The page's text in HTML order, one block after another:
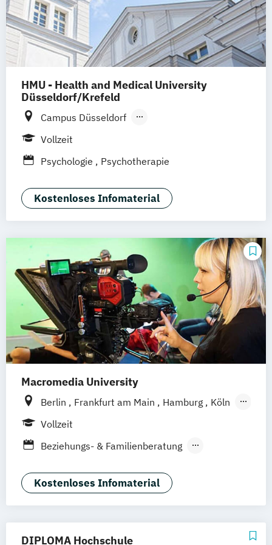
HMU - Health and Medical University
Düsseldorf/Krefeld
Campus Düsseldorf
Campus am Helios Krefeld
Vollzeit
Psychologie
Psychotherapie
Kostenloses Infomaterial
Macromedia University
Berlin Frankfurt am Main Hamburg
Köln
Leipzig
Vollzeit
Beziehungs- & Familienberatung
Kriminalpsychologie Psychologie
Psychologische Beratung
Kostenloses Infomaterial
DIPLOMA Hochschule